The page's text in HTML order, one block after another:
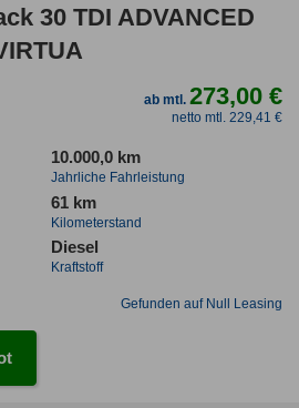
30 TDI ADVANCED
ab mtl.273,00 €
netto mtl. 229,41 €
10.000,0 km
Jahrliche Fahrleistung
61 km
Kilometerstand
Diesel
Kraftstoff
Gefunden auf Null Leasing